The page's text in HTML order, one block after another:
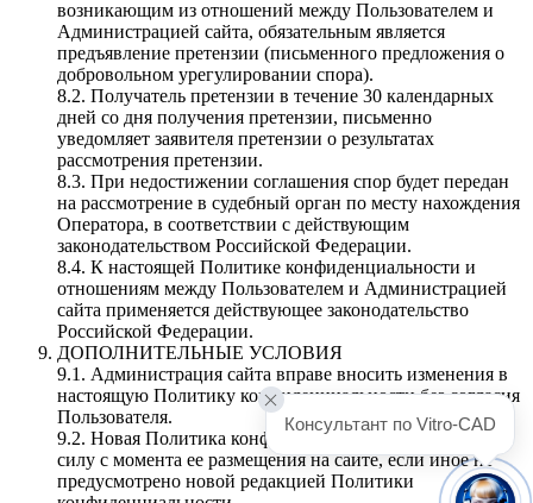
возникающим из отношений между Пользователем и
Администрацией сайта, обязательным является
предъявление претензии (письменного предложения о
добровольном урегулировании спора).
8.2. Получатель претензии в течение 30 календарных
дней со дня получения претензии, письменно
уведомляет заявителя претензии о результатах
рассмотрения претензии.
8.3. При недостижении соглашения спор будет передан
на рассмотрение в судебный орган по месту нахождения
Оператора, в соответствии с действующим
законодательством Российской Федерации.
8.4. К настоящей Политике конфиденциальности и
отношениям между Пользователем и Администрацией
сайта применяется действующее законодательство
Российской Федерации.
ДОПОЛНИТЕЛЬНЫЕ УСЛОВИЯ
9.1. Администрация сайта вправе вносить изменения в
настоящую Политику конфиденциальности без согласия
Пользователя.
9.2. Новая Политика конфиденциальности вступает в
силу с момента ее размещения на сайте, если иное не
предусмотрено новой редакцией Политики
Консультант по Vitro-CAD